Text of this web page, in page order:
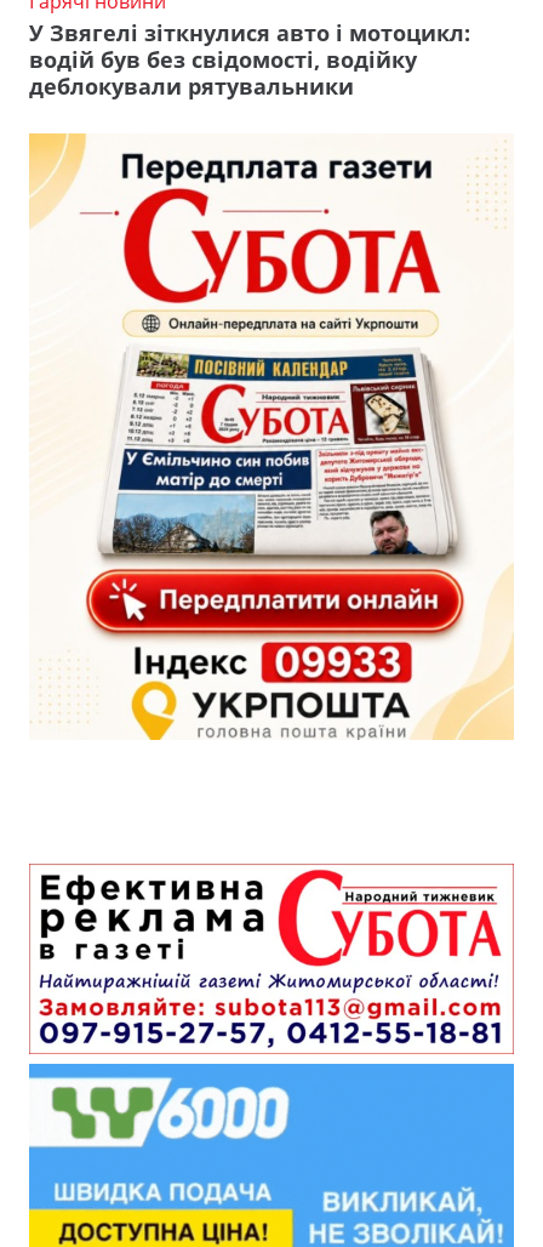
У Звягелі зіткнулися авто і мотоцикл:
водій був без свідомості, водійку
деблокували рятувальники